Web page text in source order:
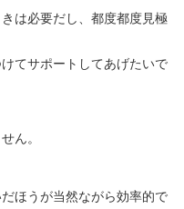
は必要だし、都度都度見極
てサポートしてあげたいで
ん。
ほうが当然ながら効率的で